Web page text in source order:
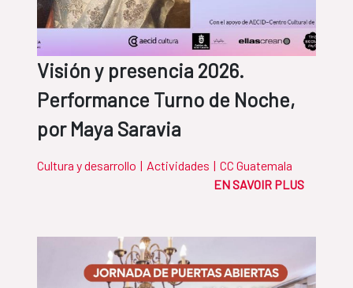
Visión y presencia 2026.
Performance Turno de Noche,
por Maya Saravia
Cultura y desarrollo | Actividades | CC Guatemala
EN SAVOIR PLUS